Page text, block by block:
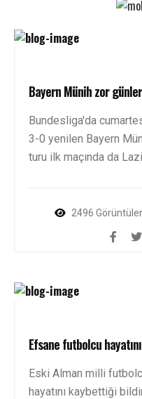
Bayern Münih zor
Bundesliga'da
3-0 yenilen Bayern
turu ilk maçında da
2496
Efsane futbolcu
Eski Alman milli
hayatını kaybettiği